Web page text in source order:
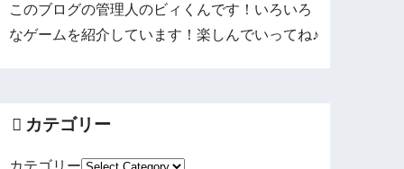
このブログの管理人のビィくんです！いろいろ
なゲームを紹介しています！楽しんでいってね♪
カテゴリー